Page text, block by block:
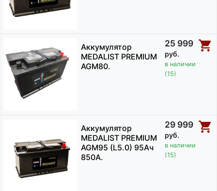
Аккумулятор
MEDALIST PREMIUM
AGM80.
25 999
руб.
в наличии
(15)
Аккумулятор
MEDALIST PREMIUM
AGM95 (L5.0) 95Ач
850А.
29 999
руб.
в наличии
(15)